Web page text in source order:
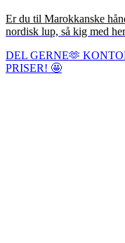
Er du til Marokkanske
nordisk lup, så kig med
DEL GERNE🫶
PRISER! 🤩